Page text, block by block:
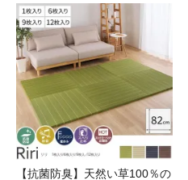
【抗菌防臭】天然い草100％の